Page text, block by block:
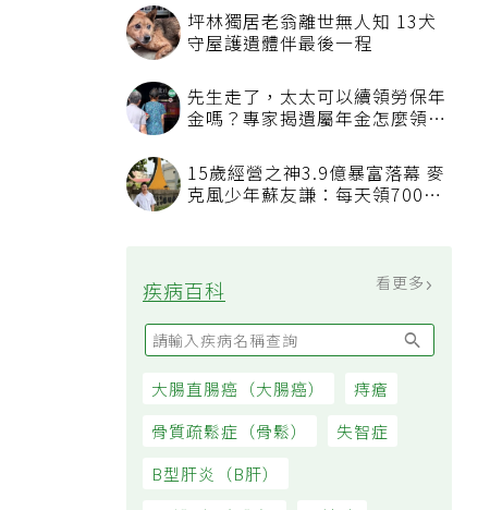
坪林獨居老翁離世無人知 13犬
守屋護遺體伴最後一程
先生走了，太太可以續領勞保年
看順位還要看資格
15歲經營之神3.9億暴富落幕 麥
疾病百科